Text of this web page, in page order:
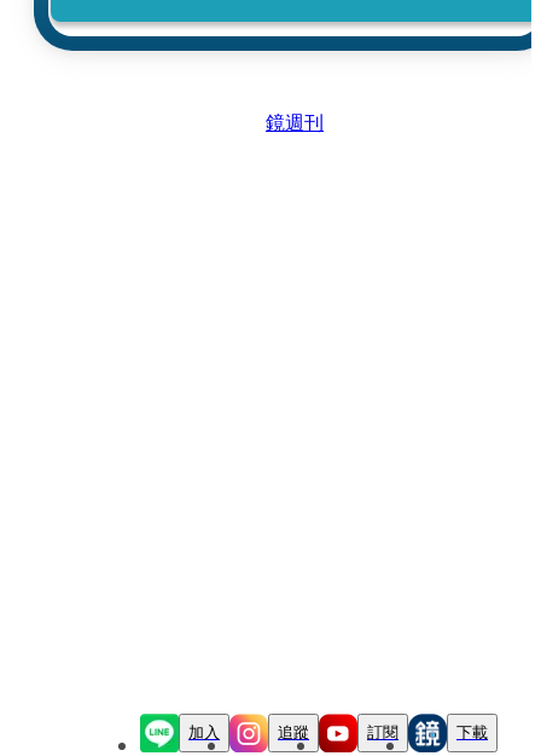
鏡週刊
加入 追蹤 訂閱 下載